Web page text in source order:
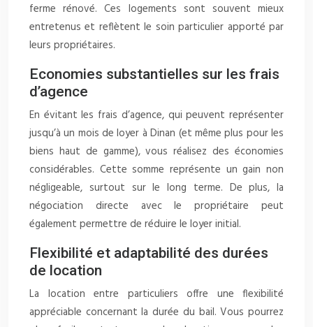
ferme rénové. Ces logements sont souvent mieux
entretenus et reflètent le soin particulier apporté par
leurs propriétaires.
Economies substantielles sur les frais
d’agence
En évitant les frais d’agence, qui peuvent représenter
jusqu’à un mois de loyer à Dinan (et même plus pour les
biens haut de gamme), vous réalisez des économies
considérables. Cette somme représente un gain non
négligeable, surtout sur le long terme. De plus, la
négociation directe avec le propriétaire peut
également permettre de réduire le loyer initial.
Flexibilité et adaptabilité des durées
de location
La location entre particuliers offre une flexibilité
appréciable concernant la durée du bail. Vous pourrez